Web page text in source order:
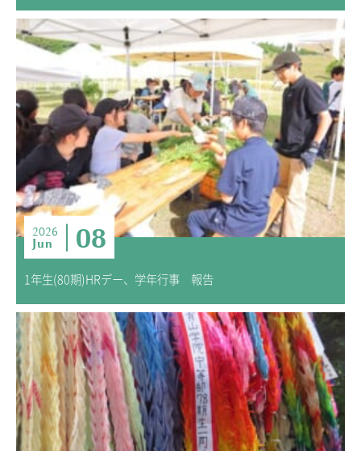
2026
Jun 08
1年生(80期)HRデー、学年行事 報告